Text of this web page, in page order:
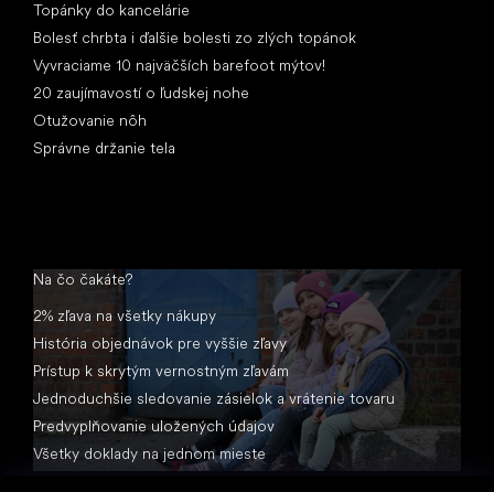
Topánky do kancelárie
Bolesť chrbta i ďalšie bolesti zo zlých topánok
Vyvraciame 10 najväčších barefoot mýtov!
20 zaujímavostí o ľudskej nohe
Otužovanie nôh
Správne držanie tela
Na čo čakáte?
2% zľava na všetky nákupy
História objednávok pre vyššie zľavy
Prístup k skrytým vernostným zľavám
Jednoduchšie sledovanie zásielok a vrátenie tovaru
Predvyplňovanie uložených údajov
Všetky doklady na jednom mieste